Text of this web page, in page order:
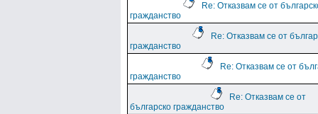
Re: Отказвам се от
гражданство
Re: Отказвам се от
гражданство
Re: Отказвам се от
гражданство
Re: Отказвам се от
българско гражданство